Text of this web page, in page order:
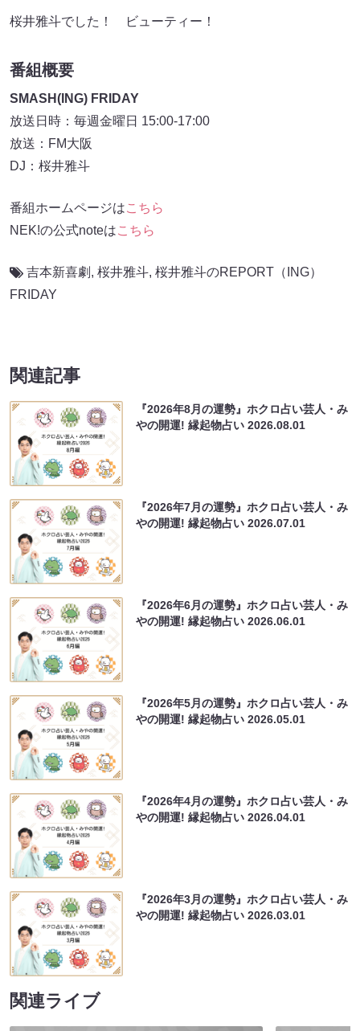
桜井雅斗でした！ ビューティー！
番組概要
SMASH(ING) FRIDAY
放送日時：毎週金曜日 15:00-17:00
放送：FM大阪
DJ：桜井雅斗
番組ホームページはこちら
NEK!の公式noteはこちら
吉本新喜劇 , 桜井雅斗, 桜井雅斗のREPORT（ING）
FRIDAY
関連記事
『2026年8月の運勢』ホクロ占い芸人・み
やの開運! 縁起物占い2026.08.01
『2026年7月の運勢』ホクロ占い芸人・み
やの開運! 縁起物占い2026.07.01
『2026年6月の運勢』ホクロ占い芸人・み
やの開運! 縁起物占い2026.06.01
『2026年5月の運勢』ホクロ占い芸人・み
やの開運! 縁起物占い2026.05.01
『2026年4月の運勢』ホクロ占い芸人・み
やの開運! 縁起物占い2026.04.01
『2026年3月の運勢』ホクロ占い芸人・み
やの開運! 縁起物占い2026.03.01
関連ライブ